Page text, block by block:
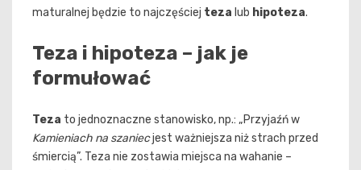
maturalnej będzie to najczęściej teza lub hipoteza.
Teza i hipoteza – jak je
formułować
Teza to jednoznaczne stanowisko, np.: „Przyjaźń w
Kamieniach na szaniecjest ważniejsza niż strach przed
śmiercią”. Teza nie zostawia miejsca na wahanie –